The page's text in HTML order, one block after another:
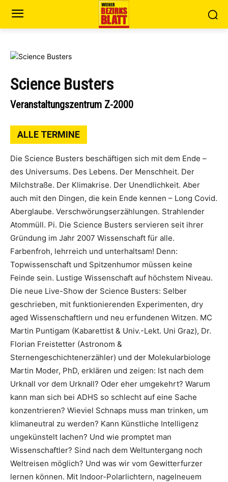
Science Busters
Veranstaltungszentrum Z-2000
ALLE TERMINE
Die Science Busters beschäftigen sich mit dem Ende –
des Universums. Des Lebens. Der Menschheit. Der
Milchstraße. Der Klimakrise. Der Unendlichkeit. Aber
auch mit den Dingen, die kein Ende kennen – Long Covid.
Aberglaube. Verschwörungserzählungen. Strahlender
Atommüll. Pi. Die Science Busters servieren seit ihrer
Gründung im Jahr 2007 Wissenschaft für alle.
Farbenfroh, lehrreich und unterhaltsam! Denn:
Topwissenschaft und Spitzenhumor müssen keine
Feinde sein. Lustige Wissenschaft auf höchstem Niveau.
Die neue Live-Show der Science Busters: Selber
geschrieben, mit funktionierenden Experimenten, dry
aged Wissenschaftlern und neu erfundenen Witzen. MC
Martin Puntigam (Kabarettist & Univ.-Lekt. Uni Graz), Dr.
Florian Freistetter (Astronom &
Sternengeschichtenerzähler) und der Molekularbiologe
Martin Moder, PhD, erklären und zeigen: Ist nach dem
Urknall vor dem Urknall? Oder eher umgekehrt? Warum
kann man sich bei ADHS so schlecht auf eine Sache
konzentrieren? Wieviel Schnaps muss man trinken, um
klimaneutral zu werden? Kann Künstliche Intelligenz
ungekünstelt lachen? Und wie promptet man
Wissenschaftler? Sind nach dem Weltuntergang noch
Weltreisen möglich? Und was wir vom Gewitterfurzer
lernen können. Mit Indoor-Polarlichtern, nagelneuem